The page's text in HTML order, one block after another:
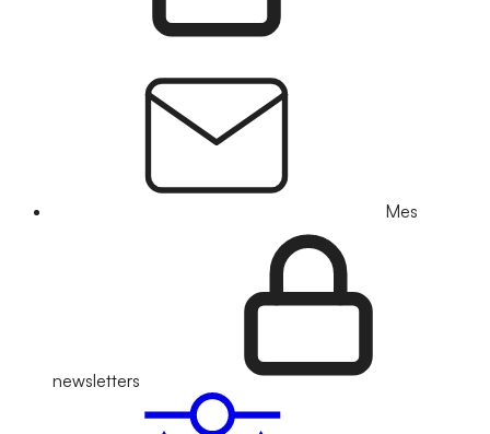
Mes
newsletters